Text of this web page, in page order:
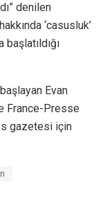
denilen
‘casusluk’
Evan
France-Presse
gazetesi için